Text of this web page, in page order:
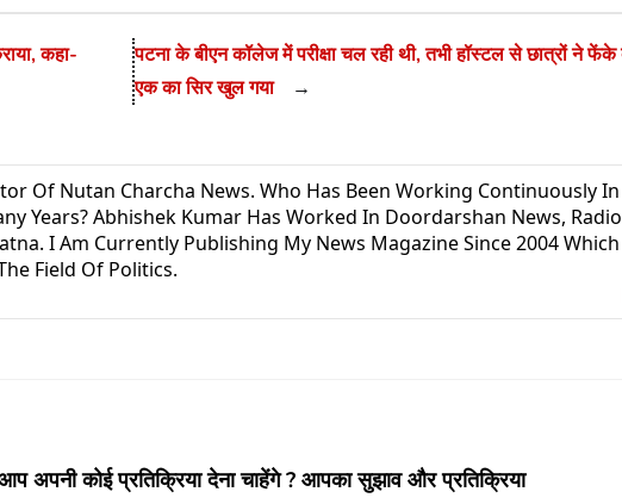
कहा-
पटना के बीएन कॉलेज में परीक्षा चल रही थी, तभी हॉस्टल से छात्रों ने फेंके
एक का सिर खुल गया
→
Of Nutan Charcha News. Who Has Been Working Continuously In
Years? Abhishek Kumar Has Worked In Doordarshan News, Radio
I Am Currently Publishing My News Magazine Since 2004
Field Of Politics.
अपनी कोई प्रतिक्रिया देना चाहेंगे ? आपका सुझाव और प्रतिक्रिया